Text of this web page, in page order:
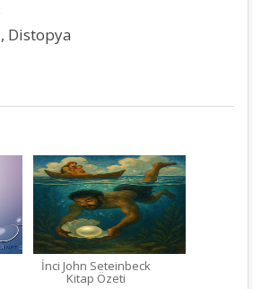
Distopya
İnci John Seteinbeck
Kitap Özeti